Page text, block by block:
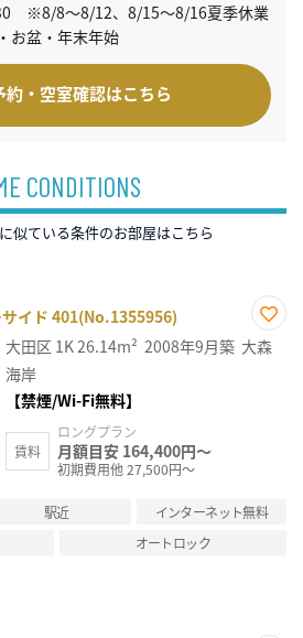
※8/8～8/12、8/15～8/16夏季休業
お盆・年末年始
約・空室確認はこちら
CONDITIONS
似ている条件のお部屋はこちら
イド 401(No.1355956)
お気
に入
大田区 1K26.14m² 2008年9月築 大森
海岸
【禁煙/Wi-Fi無料】
賃料
ロングプラン
月額目安 164,400円～
初期費用他 27,500円～
駅近
インターネット無料
オートロック